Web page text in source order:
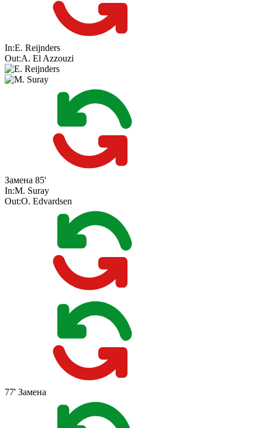
In:E. Reijnders
Out:A. El Azzouzi
Замена 85'
In:M. Suray
Out:O. Edvardsen
77' Замена